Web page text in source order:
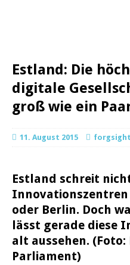
Estland: Die
digitale
groß wie ein
11. August 2015
Estland schreit
Innovationszentren
oder Berlin. Doch
lässt gerade diese
alt aussehen. (Foto:
Parliament)